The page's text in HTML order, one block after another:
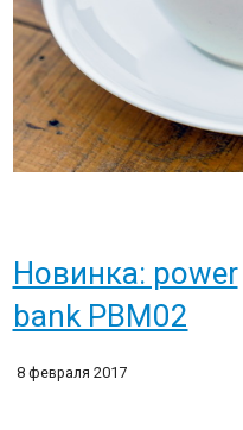
Новинка: power
bank PBM02
8 февраля 2017